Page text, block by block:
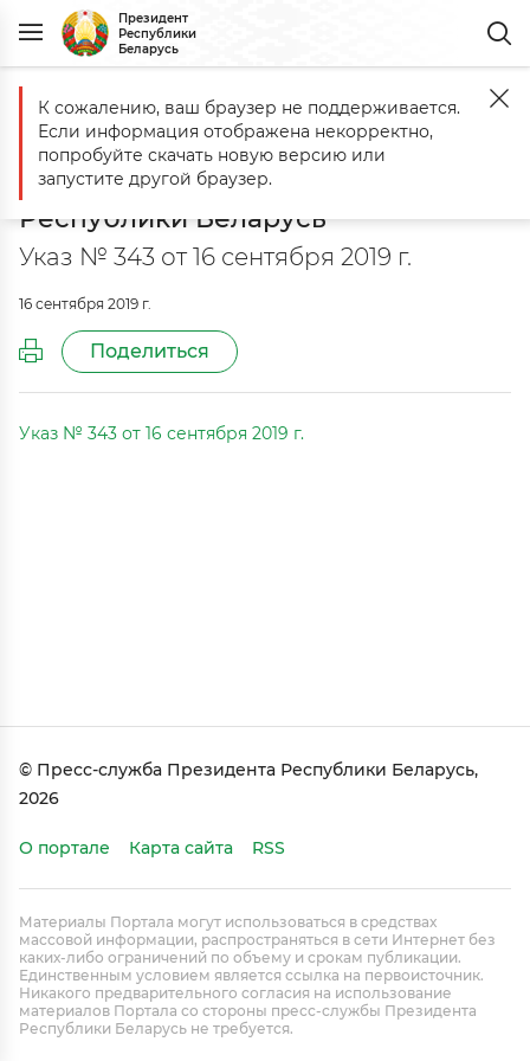
Президент
Республики
Беларусь
Главная Документы О деятельности Академии управления
О деятельности Академии
управления при Президенте
Республики Беларусь
Указ № 343 от 16 сентября 2019 г.
16 сентября 2019 г.
Поделиться
Указ № 343 от 16 сентября 2019 г.
© Пресс-служба Президента Республики Беларусь,
2026
О портале Карта сайта RSS
Материалы Портала могут использоваться в средствах
массовой информации, распространяться в сети Интернет без
каких-либо ограничений по объему и срокам публикации.
Единственным условием является ссылка на первоисточник.
Никакого предварительного согласия на использование
материалов Портала со стороны пресс-службы Президента
Республики Беларусь не требуется.
К сожалению, ваш браузер не поддерживается.
Если информация отображена некорректно,
попробуйте скачать новую версию или
запустите другой браузер.